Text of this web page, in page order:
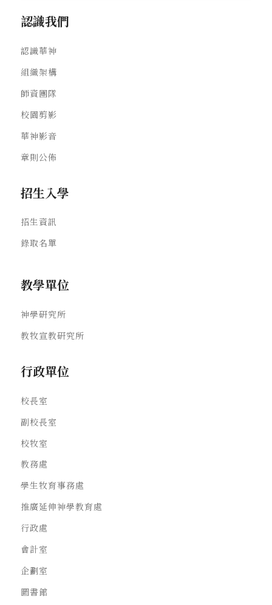
認識我們
認識華神
組織架構
師資團隊
校園剪影
華神影音
章則公佈
招生入學
招生資訊
錄取名單
教學單位
神學研究所
教牧宣教研究所
行政單位
校長室
副校長室
校牧室
教務處
學生牧育事務處
推廣延伸神學教育處
行政處
會計室
企劃室
圖書館